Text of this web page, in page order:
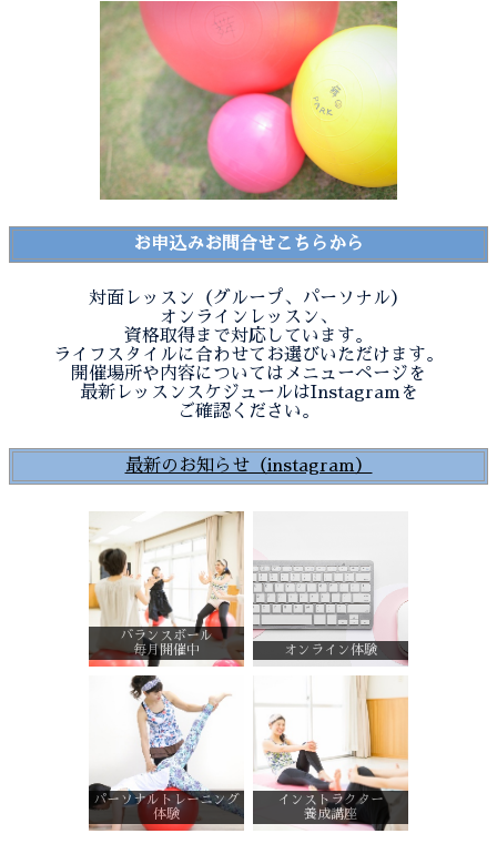
お申込みお問合せこちらから
対面レッスン（グループ、パーソナル）
オンラインレッスン、
資格取得まで対応しています。
ライフスタイルに合わせてお選びいただけます。
開催場所や内容についてはメニューページを
最新レッスンスケジュールはInstagramを
ご確認ください。
最新のお知らせ（instagram）
バランスボール
毎月開催中
オンライン体験
パーソナルトレーニング
体験
インストラクター
養成講座